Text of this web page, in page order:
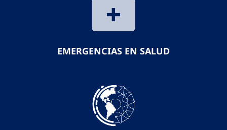
EMERGENCIAS EN SALUD